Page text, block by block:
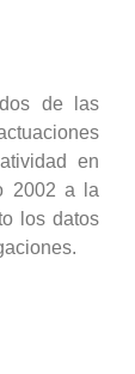
de las
en
2002 a la
los datos